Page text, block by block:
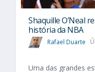
Shaquille O’Neal
história da NBA
Rafael Duarte
Uma das grandes